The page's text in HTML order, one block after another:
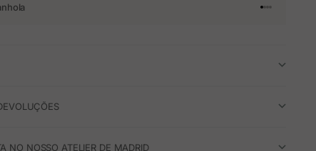
Ir para o
Ir para o
Ir para o
Ir para o
NO NOSSO ATELIER DE MADRID